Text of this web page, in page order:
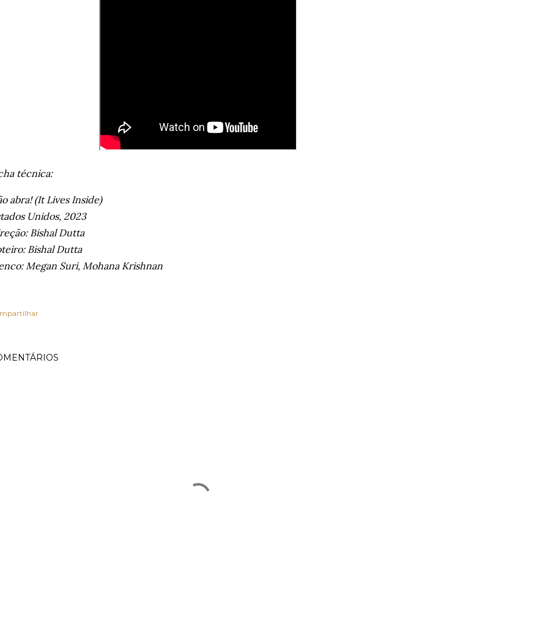
técnica:
abra! (It Lives Inside)
Unidos, 2023
Bishal Dutta
Bishal Dutta
Megan Suri, Mohana Krishnan